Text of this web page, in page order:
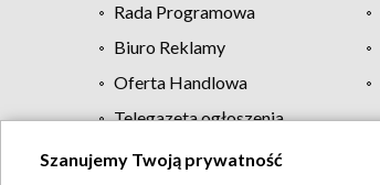
Rada Programowa
Biuro Reklamy
Oferta Handlowa
Telegazeta ogłoszenia
Szanujemy Twoją prywatność